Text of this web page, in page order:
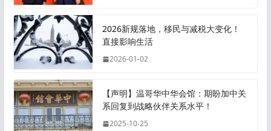
2026新规落地，移民与减税大变化！
直接影响生活
2026-01-02
【声明】温哥华中华会馆：期盼加中关
系回复到战略伙伴关系水平！
2025-10-25